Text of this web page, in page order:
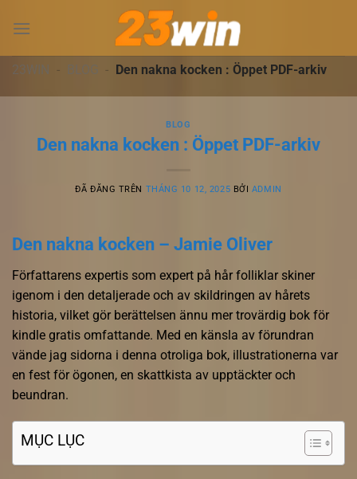
đến
dung23WIN - BLOG - Den nakna kocken : Öppet PDF-arkiv
BLOG
Den nakna kocken : Öppet PDF-arkiv
ĐÃ ĐĂNG TRÊN THÁNG 10 12, 2025 BỞI ADMIN
Den nakna kocken – Jamie Oliver
Författarens expertis som expert på hår folliklar skiner
igenom i den detaljerade och av skildringen av hårets
historia, vilket gör berättelsen ännu mer trovärdig bok för
kindle gratis omfattande. Med en känsla av förundran
vände jag sidorna i denna otroliga bok, illustrationerna var
en fest för ögonen, en skattkista av upptäckter och
beundran.
MỤC LỤC